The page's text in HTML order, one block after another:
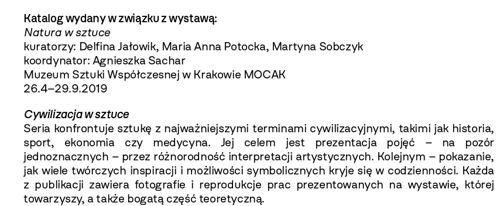
Katalog wydany w związku z wystawą:
Natura w sztuce
kuratorzy: Delfina Jałowik, Maria Anna Potocka, Martyna Sobczyk
koordynator: Agnieszka Sachar
Muzeum Sztuki Współczesnej w Krakowie MOCAK
26.4–29.9.2019
Cywilizacja w sztuce
Seria konfrontuje sztukę z najważniejszymi terminami cywilizacyjnymi, takimi jak historia,
sport, ekonomia czy medycyna. Jej celem jest prezentacja pojęć – na pozór
jednoznacznych – przez różnorodność interpretacji artystycznych. Kolejnym – pokazanie,
jak wiele twórczych inspiracji i możliwości symbolicznych kryje się w codzienności. Każda
z publikacji zawiera fotografie i reprodukcje prac prezentowanych na wystawie, której
towarzyszy, a także bogatą część teoretyczną.